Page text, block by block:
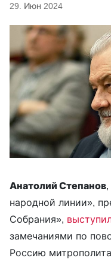
29. Июн 2024
Анатолий Степанов
народной линии»,
Собрания»,
замечаниями по
Россию